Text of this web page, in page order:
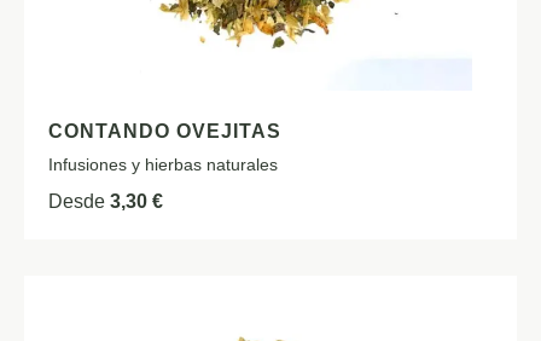
CONTANDO OVEJITAS
Infusiones y hierbas naturales
Desde 3,30 €